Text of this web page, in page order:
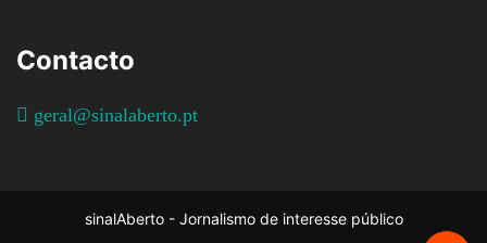
Contacto
geral@sinalaberto.pt
sinalAberto - Jornalismo de interesse público